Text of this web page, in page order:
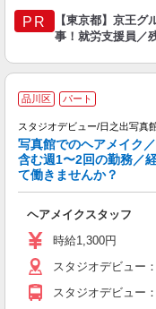
PR
【東京都】京王
事！就労支援員／
品川区 パート
スタジオデビュー/日之出写真
写真館でのヘアメイク
含む週1〜2回の勤務／
て働きませんか？
ヘアメイクスタッフ
時給1,300円
スタジオデビュー
スタジオデビュー